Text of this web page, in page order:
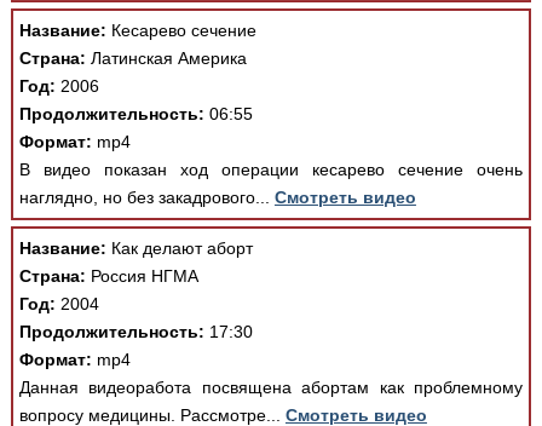
Нормативы экстренной и неотложной помощи
Нормы лабораторных и инструментальных
исследований
Обратная связь
Добавить материал
Название: Кесарево сечение
Страна: Латинская Америка
Год: 2006
Продолжительность: 06:55
Формат: mp4
В видео показан ход операции кесарево сечение очень
наглядно, но без закадрового... Смотреть видео
Название: Как делают аборт
Страна: Россия НГМА
Год: 2004
Продолжительность: 17:30
Формат: mp4
Данная видеоработа посвящена абортам как проблемному
вопросу медицины. Рассмотре... Смотреть видео